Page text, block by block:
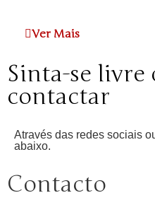
Ver Mais
Sinta-se livre
contactar
Através das redes sociais
abaixo.
Contacto